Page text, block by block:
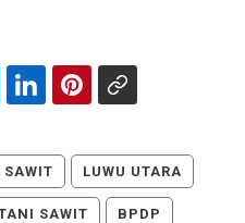
SAWIT LUWU UTARA
SAWIT BPDP